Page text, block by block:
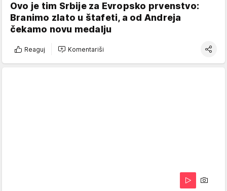
Ovo je tim Srbije za Evropsko prvenstvo:
Branimo zlato u štafeti, a od Andreja
čekamo novu medalju
Reaguj Komentariši